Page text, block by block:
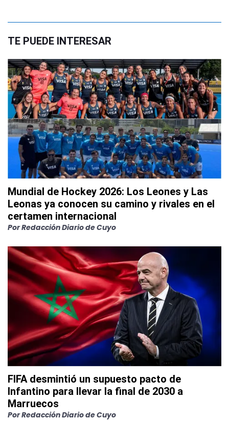
TE PUEDE INTERESAR
Mundial de Hockey 2026: Los Leones y Las
Leonas ya conocen su camino y rivales en el
certamen internacional
PorRedacción Diario de Cuyo
FIFA desmintió un supuesto pacto de
Infantino para llevar la final de 2030 a
Marruecos
PorRedacción Diario de Cuyo